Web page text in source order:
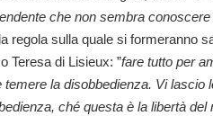
che non sembra
regola sulla quale si formeranno
Teresa di Lisieux: ”fare tutto per
temere la disobbedienza. Vi lascio
ché questa è la libertà